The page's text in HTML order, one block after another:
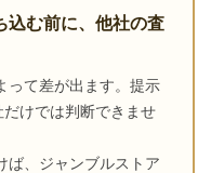
込む前に、他社の査
って差が出ます。提示
けでは判断できませ
ば、ジャンブルストア